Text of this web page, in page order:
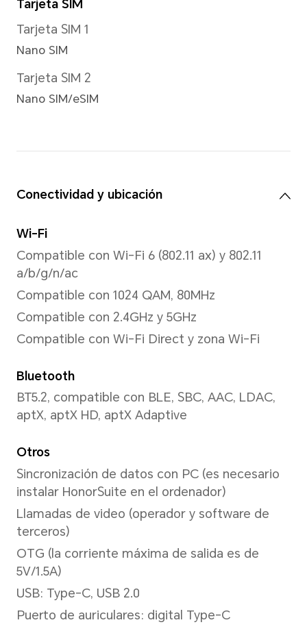
Compatible con 12000*9000
modo de captura.
Resolución de vídeo
Admite 3840*2160 píxeles
modo de grabación de vídeo.
Linterna trasera
Flash LED único trasero
Modo de captura
Movimiento, Fotografía con
Noche, Retrato (incluye
Panorámica, Filtro,
Alta resolución, Captura de
lenta, Gran angular, Multi-
agua, Escanear